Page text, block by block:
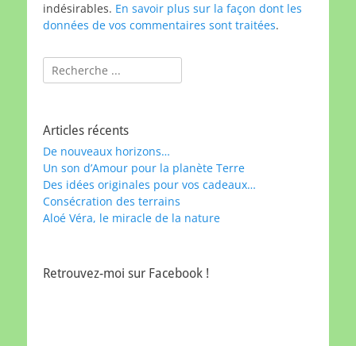
indésirables. En savoir plus sur la façon dont les
données de vos commentaires sont traitées.
Rechercher :
Articles récents
De nouveaux horizons…
Un son d’Amour pour la planète Terre
Des idées originales pour vos cadeaux…
Consécration des terrains
Aloé Véra, le miracle de la nature
Retrouvez-moi sur Facebook !